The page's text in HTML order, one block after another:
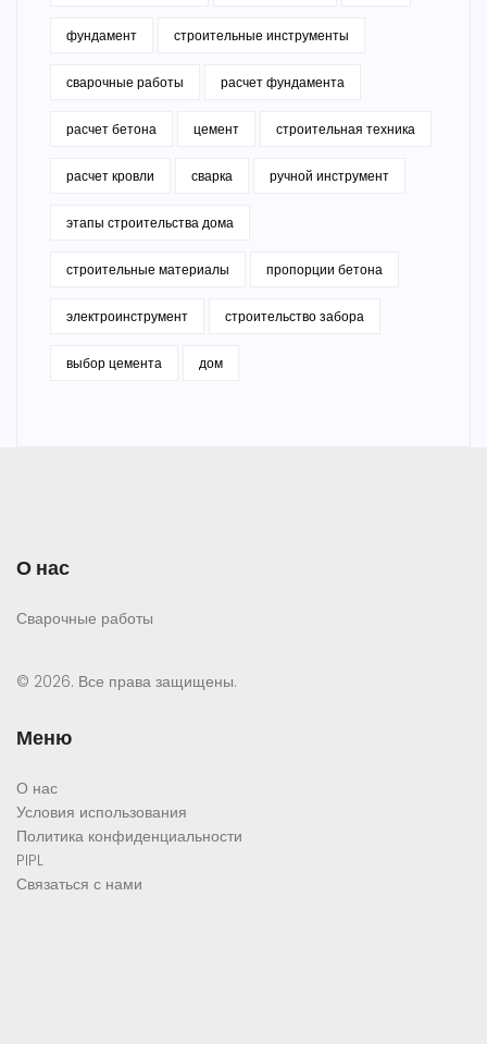
фундамент строительные инструменты
сварочные работы расчет фундамента
расчет бетона цемент строительная техника
расчет кровли сварка ручной инструмент
этапы строительства дома
строительные материалы пропорции бетона
электроинструмент строительство забора
выбор цемента дом
О нас
Сварочные работы
© 2026. Все права защищены.
Меню
О нас
Условия использования
Политика конфиденциальности
PIPL
Связаться с нами